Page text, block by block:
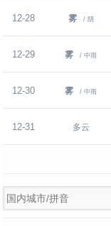
12-28 雾 / 阴
12-29 雾 / 中雨
12-30 雾 / 中雨
12-31 多云